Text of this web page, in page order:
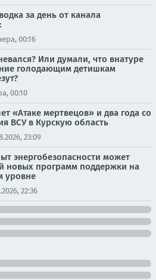
за день от канала
00:16
Или думали, что внатуре
голодающим детишкам
00:10
«Атаке мертвецов» и два года со
ВСУ в Курскую область
23:09
энергобезопасности может
новых программ поддержки на
уровне
22:36